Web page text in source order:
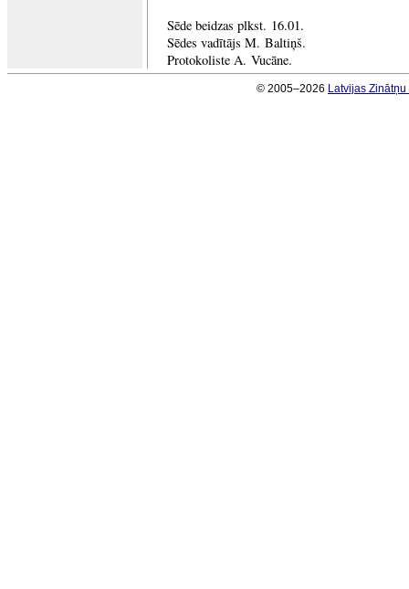
Sēde beidzas plkst. 16.01.
Sēdes vadītājs M. Baltiņš.
Protokoliste A. Vucāne.
© 2005–2026 Latvijas